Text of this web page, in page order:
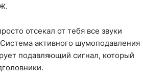
отсекал от тебя все звуки
активного шумоподавления
подавляющий сигнал, который